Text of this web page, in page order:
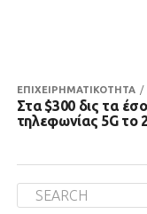
ΕΠΙΧΕΙΡΗΜΑΤΙΚΟΤΗΤΑ
Στα $300 δις τα
τηλεφωνίας 5G το